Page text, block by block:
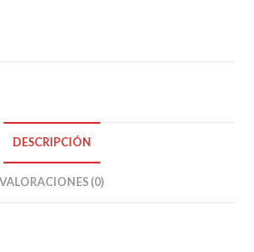
DESCRIPCIÓN
VALORACIONES (0)